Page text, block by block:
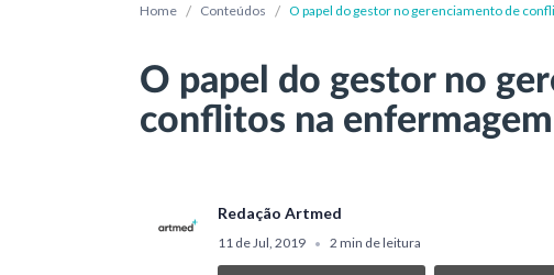
Home / Conteúdos / O papel do gestor no gerenciamento de
O papel do gestor no
conflitos na enfermagem
Redação Artmed
11 de Jul, 2019 • 2 min de leitura